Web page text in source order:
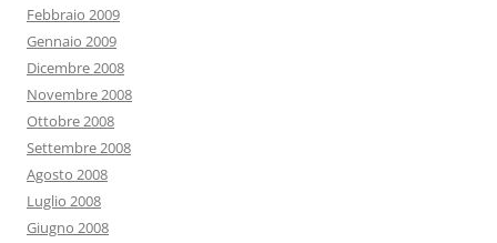
Febbraio 2009
Gennaio 2009
Dicembre 2008
Novembre 2008
Ottobre 2008
Settembre 2008
Agosto 2008
Luglio 2008
Giugno 2008